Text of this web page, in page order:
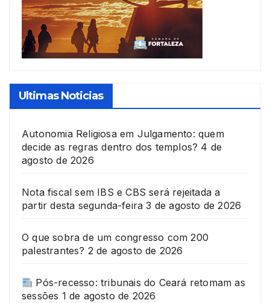
Ultimas Noticias
Autonomia Religiosa em Julgamento: quem
decide as regras dentro dos templos? 4 de
agosto de 2026
Nota fiscal sem IBS e CBS será rejeitada a
partir desta segunda-feira 3 de agosto de 2026
O que sobra de um congresso com 200
palestrantes? 2 de agosto de 2026
Pós-recesso: tribunais do Ceará retomam as
sessões 1 de agosto de 2026